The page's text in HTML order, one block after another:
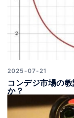
2025-07-21
コンデジ市場の
か？